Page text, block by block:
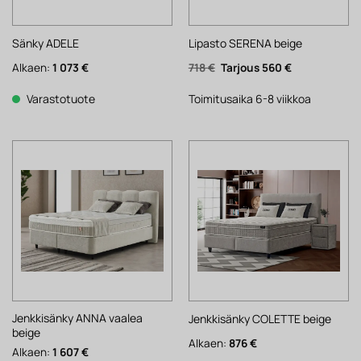
Sänky ADELE
Alkaen: 1 073 €
Varastotuote
Lipasto SERENA beige
718€ Alkuperäinen
hinta
718 €.
560 €Nykyinen
560 €.
Toimitusaika 6-8 viikkoa
Jenkkisänky ANNA vaalea
beige
Alkaen: 1 607€
Jenkkisänky COLETTE beige
Alkaen: 876€